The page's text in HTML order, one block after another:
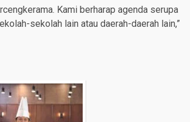
Kami berharap agenda serupa
sekolah lain atau daerah-daerah lain,”